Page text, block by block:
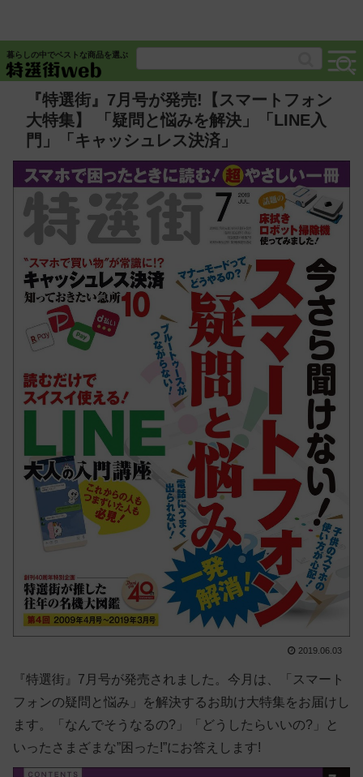
暮らしの中でベストな商品を選ぶ
『特選街』7月号が発売!【スマートフォン
大特集】 「疑問と悩みを解決」「LINE入
門」「キャッシュレス決済」
2019.06.03
『特選街』7月号が発売されました。今月は、「スマート
フォンの疑問と悩み」を解決するお助け大特集をお届けし
ます。「なんでそうなるの?」「どうしたらいいの?」と
いったさまざまな”困った!”にお答えします!